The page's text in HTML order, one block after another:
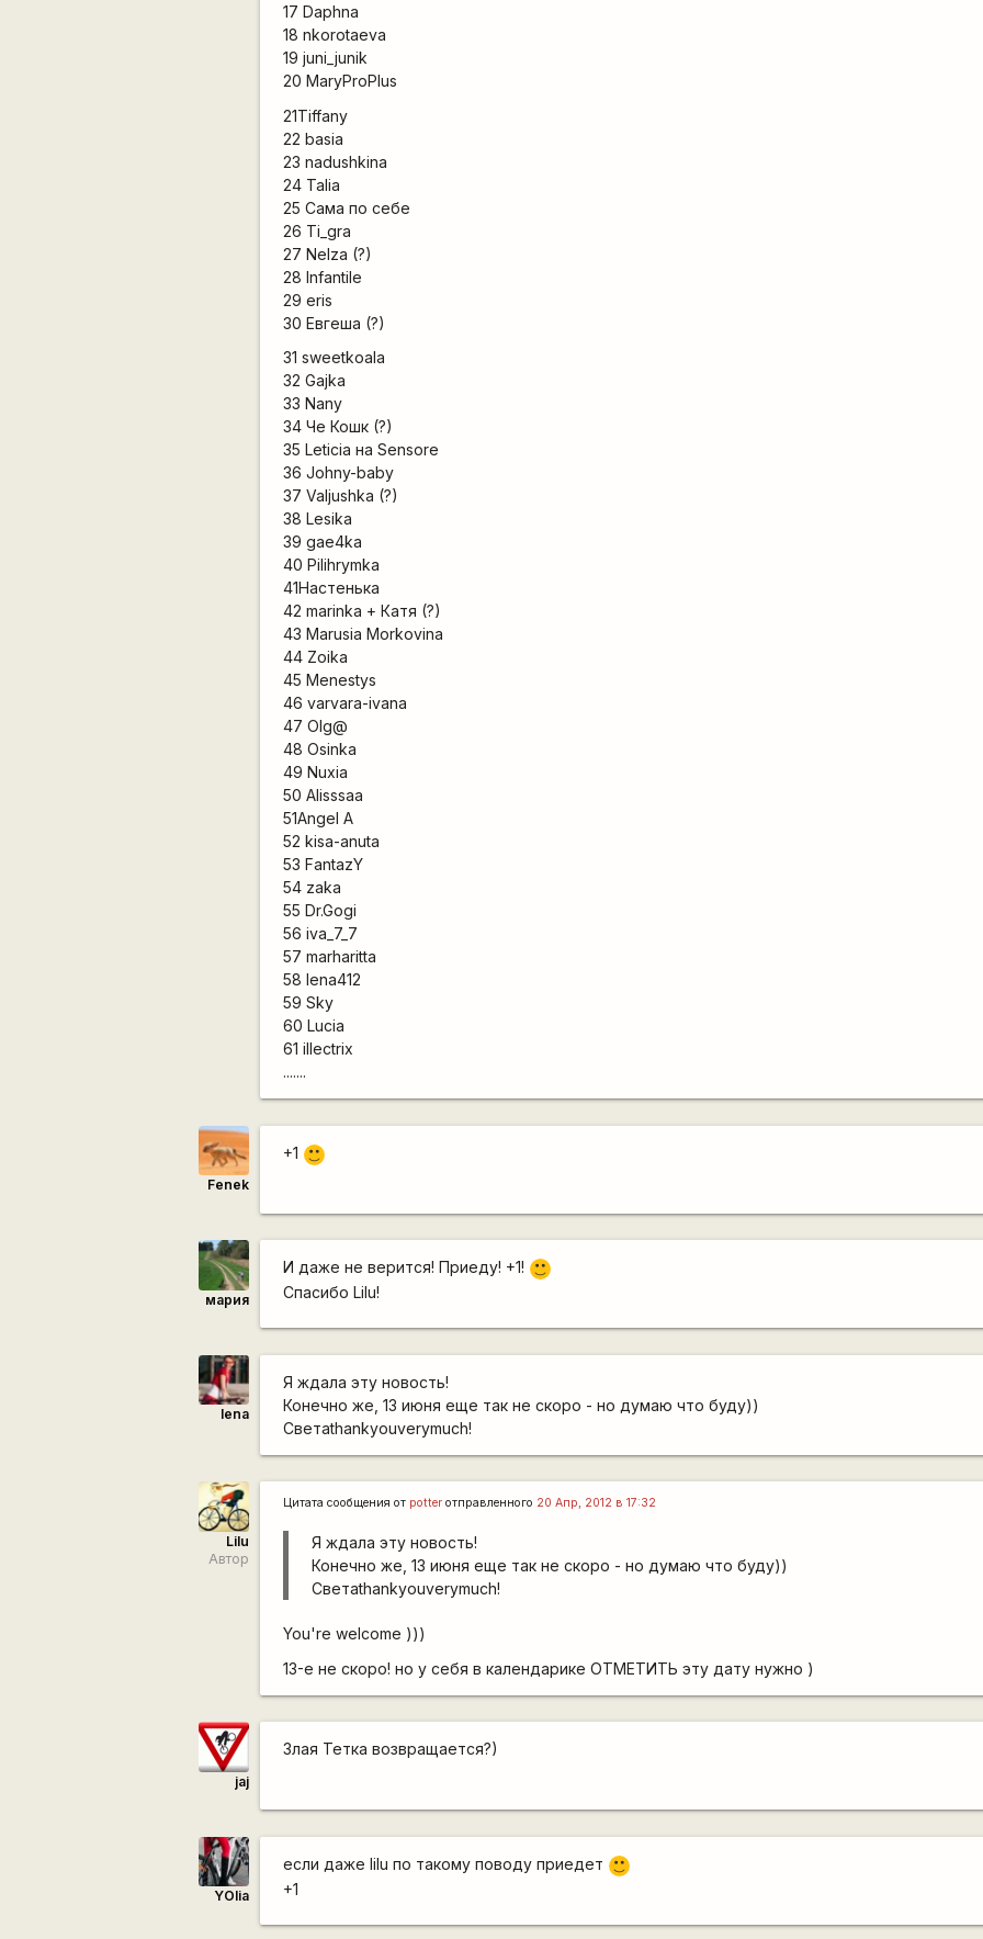
17 Daphna
18 nkorotaeva
19 juni_junik
20 MaryProPlus
21Tiffany
22 basia
23 nadushkina
24 Talia
25 Сама по себе
26 Ti_gra
27 Nelza (?)
28 Infantile
29 eris
30 Евгеша (?)
31 sweetkoala
32 Gajka
33 Nany
34 Че Кошк (?)
35 Leticia на Sensore
36 Johny-baby
37 Valjushka (?)
38 Lesika
39 gae4ka
40 Pilihrymka
41Настенька
42 marinka + Катя (?)
43 Marusia Morkovina
44 Zoika
45 Menestys
46 varvara-ivana
47 Olg@
48 Osinka
49 Nuxia
50 Alisssaa
51Angel A
52 kisa-anuta
53 FantazY
54 zaka
55 Dr.Gogi
56 iva_7_7
57 marharitta
58 lena412
59 Sky
60 Lucia
61 illectrix
.......
Fenek
+1 :)
мария
И даже не верится! Приеду! +1!
:)
Спасибо Lilu!
lena
Я ждала эту новость!
Конечно же, 13 июня еще так не скоро - но думаю что буду))
Светаthankyouverymuch!
Lilu
Автор
Цитата сообщения от potter отправленного 20 Апр, 2012 в 17:32
Я ждала эту новость!
Конечно же, 13 июня еще так не скоро - но думаю что буду))
Светаthankyouverymuch!
You're welcome )))
13-е не скоро! но у себя в календарике ОТМЕТИТЬ эту дату нужно )
jaj
Злая Тетка возвращается?)
YOlia
если даже lilu по такому поводу приедет
:)
+1